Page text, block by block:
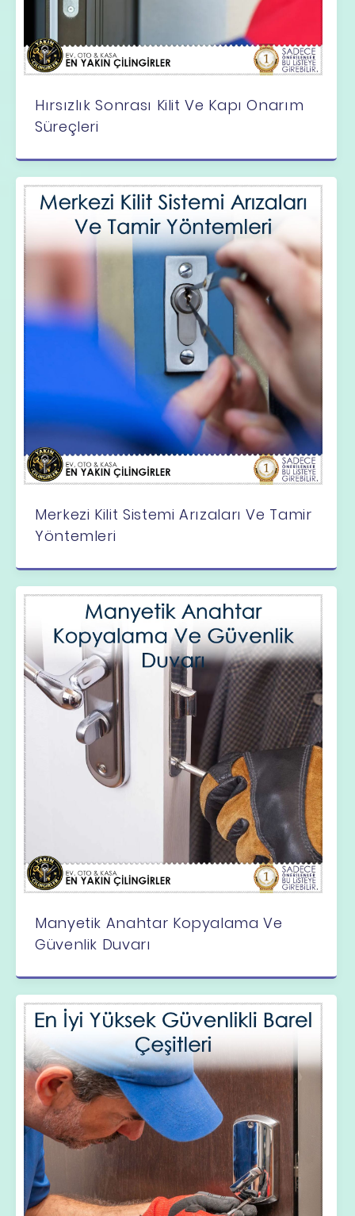
Hırsızlık Sonrası Kilit Ve Kapı Onarım
Süreçleri
Merkezi Kilit Sistemi Arızaları Ve Tamir
Yöntemleri
Manyetik Anahtar Kopyalama Ve
Güvenlik Duvarı